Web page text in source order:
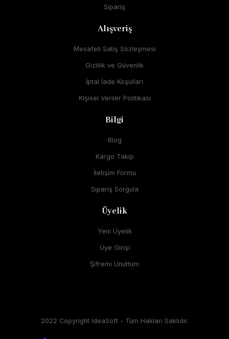
Sipariş
Alışveriş
Mesafeli Satış Sözleşmesi
Gizlilik ve Güvenlik
İptal İade Koşullari
Kişisel Veriler Politikası
Bilgi
Blog
Kargo Takip
İletişim Formu
Sipariş Sorgula
Üyelik
Yeni Üyelik
Üye Girişi
Şifremi Unuttum
2022 Copyright IdeaSoft - Tüm Hakları Saklıdır.